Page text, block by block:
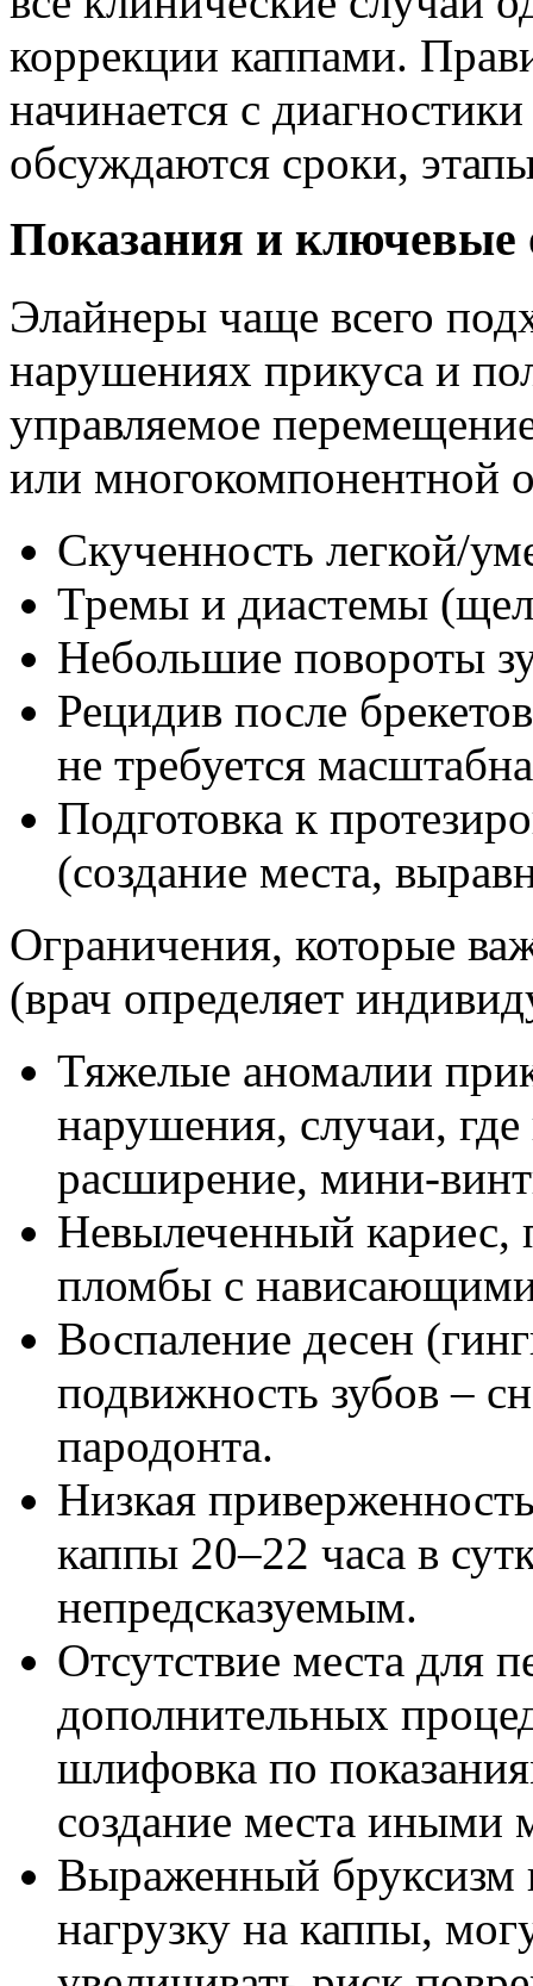
коррекции каппами.
начинается с
обсуждаются сроки,
Показания и ключевые
Элайнеры чаще всего
нарушениях прикуса и
управляемое
или многокомпонентной
Скученность легкой/
Тремы и диастемы
Небольшие повороты
Рецидив после
не требуется
Подготовка к
(создание места,
Ограничения, которые
(врач определяет
Тяжелые аномалии
нарушения, случаи,
расширение, мини-
Невылеченный кариес,
пломбы с нависающими
Воспаление десен
подвижность зубов –
пародонта.
Низкая
каппы 20–22 часа в
непредсказуемым.
Отсутствие места для
дополнительных
шлифовка по
создание места иными
Выраженный
нагрузку на каппы,